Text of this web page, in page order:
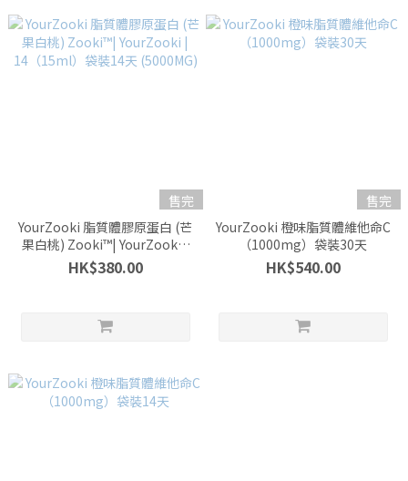
售完
YourZooki 脂質體膠原蛋白 (芒
果白桃) Zooki™| YourZooki |
14（15ml）袋裝14天
(5000MG)
HK$380.00
售完
YourZooki 橙味脂質體維他命C
（1000mg）袋裝30天
HK$540.00